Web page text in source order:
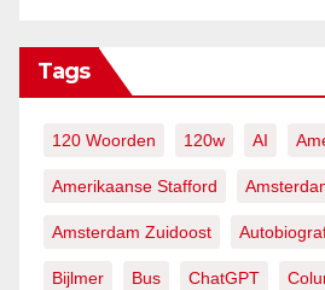
Tags
120 Woorden 120w AI
Amerikaanse Stafford
Amsterdam Zuidoost
Bijlmer Bus ChatGPT